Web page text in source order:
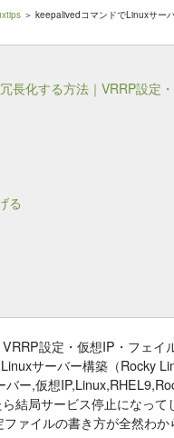
＞ keepalivedコマンドでLinuxサー
長化する方法｜VRRP設定
る
設定・仮想IP・フェイ
サーバー構築（Rocky
ー,仮想
結局サービス停止になって
ァイルの書き方が全然わか